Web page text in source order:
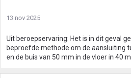
n
e
n
:
13 nov 2025
Uit beroepservaring: Het is in dit geval
beproefde methode om de aansluiting
en de buis van 50 mm in de vloer in 40